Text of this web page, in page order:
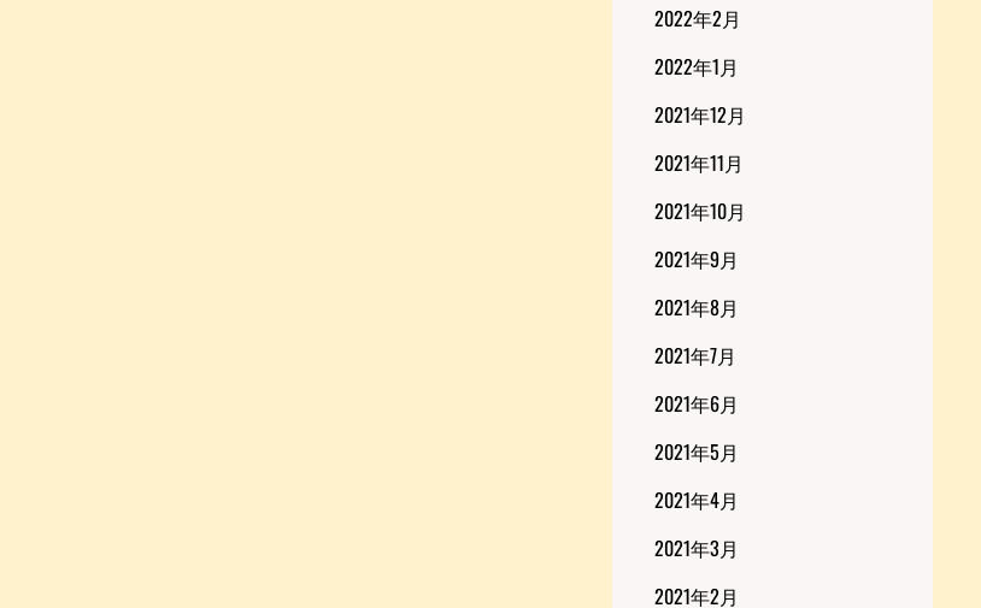
2022年2月
2022年1月
2021年12月
2021年11月
2021年10月
2021年9月
2021年8月
2021年7月
2021年6月
2021年5月
2021年4月
2021年3月
2021年2月